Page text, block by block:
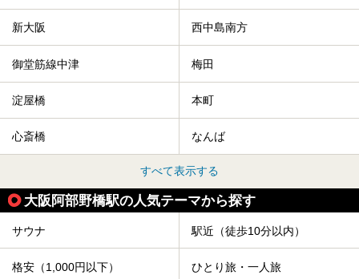
新大阪 西中島南方
御堂筋線中津 梅田
淀屋橋 本町
心斎橋 なんば
すべて表示する
大阪阿部野橋駅の人気テーマから探す
サウナ 駅近（徒歩10分以内）
格安（1,000円以下） ひとり旅・一人旅